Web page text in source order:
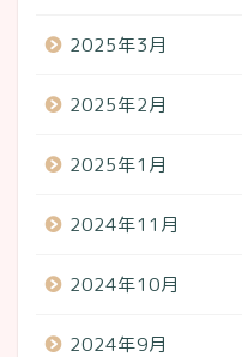
2025年3月
2025年2月
2025年1月
2024年11月
2024年10月
2024年9月